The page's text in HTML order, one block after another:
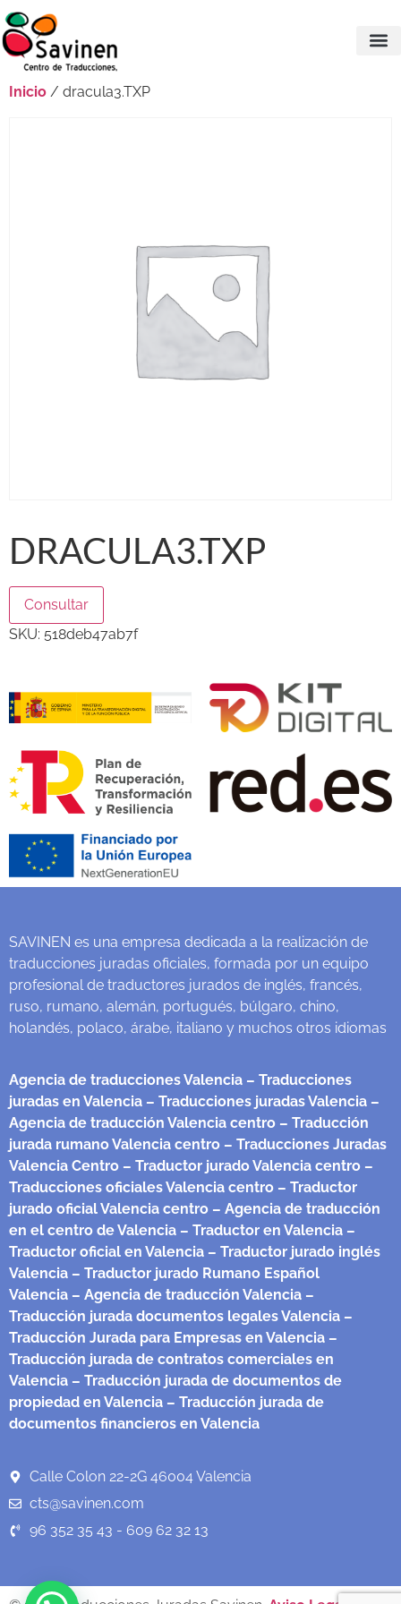
Inicio / dracula3.TXP
DRACULA3.TXP
Consultar
SKU: 518deb47ab7f
SAVINEN es una empresa dedicada a la realización de
traducciones juradas oficiales, formada por un equipo
profesional de traductores jurados de inglés, francés,
ruso, rumano, alemán, portugués, búlgaro, chino,
holandés, polaco, árabe, italiano y muchos otros idiomas
Agencia de traducciones Valencia – Traducciones
juradas en Valencia – Traducciones juradas Valencia –
Agencia de traducción Valencia centro – Traducción
jurada rumano Valencia centro – Traducciones Juradas
Valencia Centro – Traductor jurado Valencia centro –
Traducciones oficiales Valencia centro – Traductor
jurado oficial Valencia centro – Agencia de traducción
en el centro de Valencia – Traductor en Valencia –
Traductor oficial en Valencia – Traductor jurado inglés
Valencia – Traductor jurado Rumano Español
Valencia – Agencia de traducción Valencia –
Traducción jurada documentos legales Valencia –
Traducción Jurada para Empresas en Valencia –
Traducción jurada de contratos comerciales en
Valencia – Traducción jurada de documentos de
propiedad en Valencia – Traducción jurada de
documentos financieros en Valencia
Calle Colon 22-2G 46004 Valencia
cts@savinen.com
96 352 35 43 - 609 62 32 13